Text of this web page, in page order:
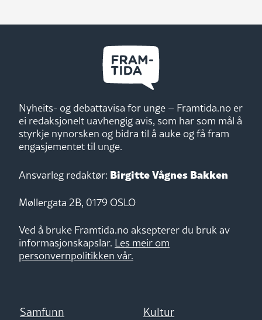
Nyheits- og debattavisa for unge – Framtida.no er
ei redaksjonelt uavhengig avis, som har som mål å
styrkje nynorsken og bidra til å auke og få fram
engasjementet til unge.
Ansvarleg redaktør: Birgitte Vågnes Bakken
Møllergata 2B, 0179 OSLO
Ved å bruke Framtida.no aksepterer du bruk av
informasjonskapslar. Les meir om
personvernpolitikken vår.
Samfunn
Kultur